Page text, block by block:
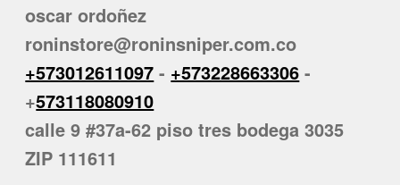
oscar ordoñez
roninstore@roninsniper.com.co
+573012611097 - +573228663306 -
+573118080910
calle 9 #37a-62 piso tres bodega 3035
ZIP 111611